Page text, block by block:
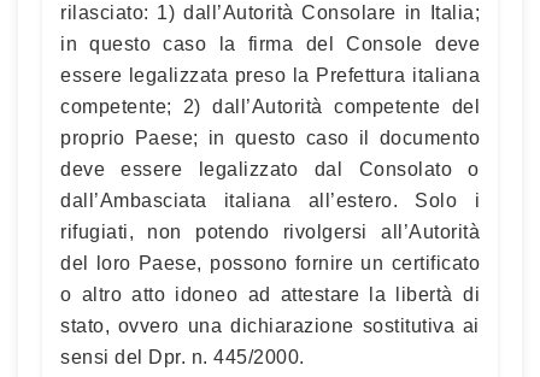
rilasciato: 1) dall’Autorità Consolare in Italia;
in questo caso la firma del Console deve
essere legalizzata preso la Prefettura italiana
competente; 2) dall’Autorità competente del
proprio Paese; in questo caso il documento
deve essere legalizzato dal Consolato o
dall’Ambasciata italiana all’estero. Solo i
rifugiati, non potendo rivolgersi all’Autorità
del loro Paese, possono fornire un certificato
o altro atto idoneo ad attestare la libertà di
stato, ovvero una dichiarazione sostitutiva ai
sensi del Dpr. n. 445/2000.